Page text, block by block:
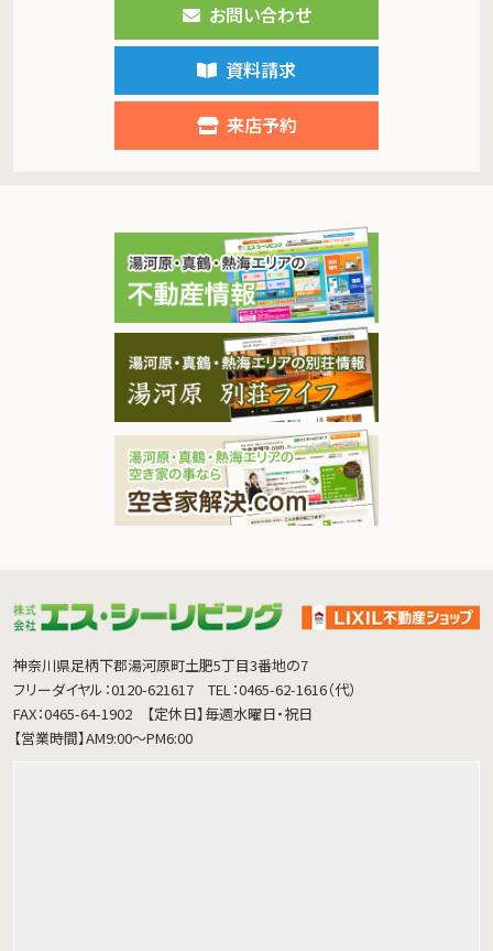
お問い合わせ
資料請求
来店予約
神奈川県足柄下郡湯河原町土肥5丁目3番地の7
フリーダイヤル：0120-621617
TEL：0465-62-1616（代）
FAX：0465-64-1902
【定休日】毎週水曜日・祝日
【営業時間】AM9:00～PM6:00